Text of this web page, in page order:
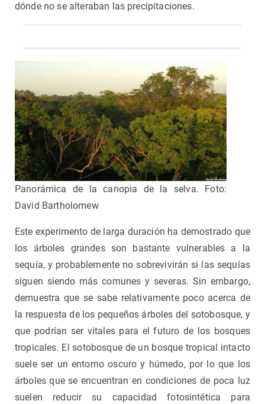
dónde no se alteraban las precipitaciones.
Panorámica de la canopia de la selva. Foto:
David Bartholomew
Este experimento de larga duración ha demostrado que
los árboles grandes son bastante vulnerables a la
sequía, y probablemente no sobrevivirán si las sequías
siguen siendo más comunes y severas. Sin embargo,
demuestra que se sabe relativamente poco acerca de
la respuesta de los pequeños árboles del sotobosque, y
que podrían ser vitales para el futuro de los bosques
tropicales. El sotobosque de un bosque tropical intacto
suele ser un entorno oscuro y húmedo, por lo que los
árboles que se encuentran en condiciones de poca luz
suelen reducir su capacidad fotosintética para